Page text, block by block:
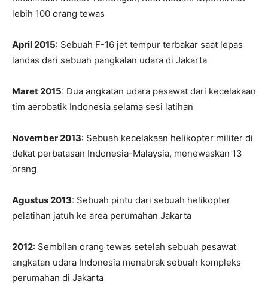
lebih 100 orang tewas
April 2015: Sebuah F-16 jet tempur terbakar saat lepas
landas dari sebuah pangkalan udara di Jakarta
Maret 2015: Dua angkatan udara pesawat dari kecelakaan
tim aerobatik Indonesia selama sesi latihan
November 2013: Sebuah kecelakaan helikopter militer di
dekat perbatasan Indonesia-Malaysia, menewaskan 13
orang
Agustus 2013: Sebuah pintu dari sebuah helikopter
pelatihan jatuh ke area perumahan Jakarta
2012: Sembilan orang tewas setelah sebuah pesawat
angkatan udara Indonesia menabrak sebuah kompleks
perumahan di Jakarta